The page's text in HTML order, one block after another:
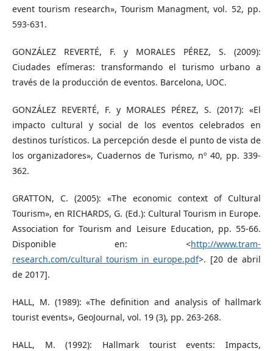
event tourism research», Tourism Managment, vol. 52, pp.
593-631.
GONZÁLEZ REVERTÉ, F. y MORALES PÉREZ, S. (2009):
Ciudades efímeras: transformando el turismo urbano a
través de la producción de eventos. Barcelona, UOC.
GONZÁLEZ REVERTÉ, F. y MORALES PÉREZ, S. (2017): «El
impacto cultural y social de los eventos celebrados en
destinos turísticos. La percepción desde el punto de vista de
los organizadores», Cuadernos de Turismo, nº 40, pp. 339-
362.
GRATTON, C. (2005): «The economic context of Cultural
Tourism», en RICHARDS, G. (Ed.): Cultural Tourism in Europe.
Association for Tourism and Leisure Education, pp. 55-66.
Disponible en: <http://www.tram-
research.com/cultural_tourism_in_europe.pdf>. [20 de abril
de 2017].
HALL, M. (1989): «The definition and analysis of hallmark
tourist events», GeoJournal, vol. 19 (3), pp. 263-268.
HALL, M. (1992): Hallmark tourist events: Impacts,